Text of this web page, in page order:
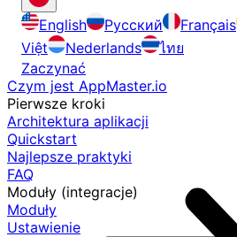
English Русский Français
Việt
Nederlands
ไทย
Zaczynać
Czym jest AppMaster.io
Pierwsze kroki
Architektura aplikacji
Quickstart
Najlepsze praktyki
FAQ
Moduły (integracje)
Moduły
Ustawienie